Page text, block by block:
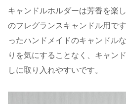
キャンドルホルダーは芳香を楽
のフレグランスキャンドル用で
ったハンドメイドのキャンドル
りを気にすることなく、キャン
しに取り入れやすいです。